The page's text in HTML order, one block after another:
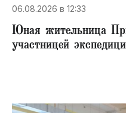
06.08.2026 в 12:33
Юная жительница
участницей